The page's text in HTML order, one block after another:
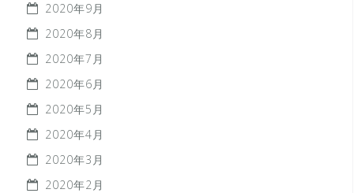
2020年9月
2020年8月
2020年7月
2020年6月
2020年5月
2020年4月
2020年3月
2020年2月